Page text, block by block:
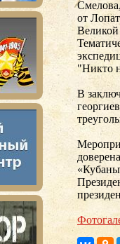
от
"Никто
В